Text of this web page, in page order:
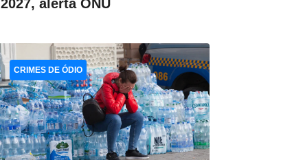
2027, alerta ONU
CRIMES DE ÓDIO